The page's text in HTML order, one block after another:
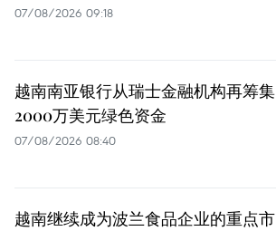
07/08/2026 09:18
越南南亚银行从瑞士金融机构再筹集
2000万美元绿色资金
07/08/2026 08:40
越南继续成为波兰食品企业的重点市